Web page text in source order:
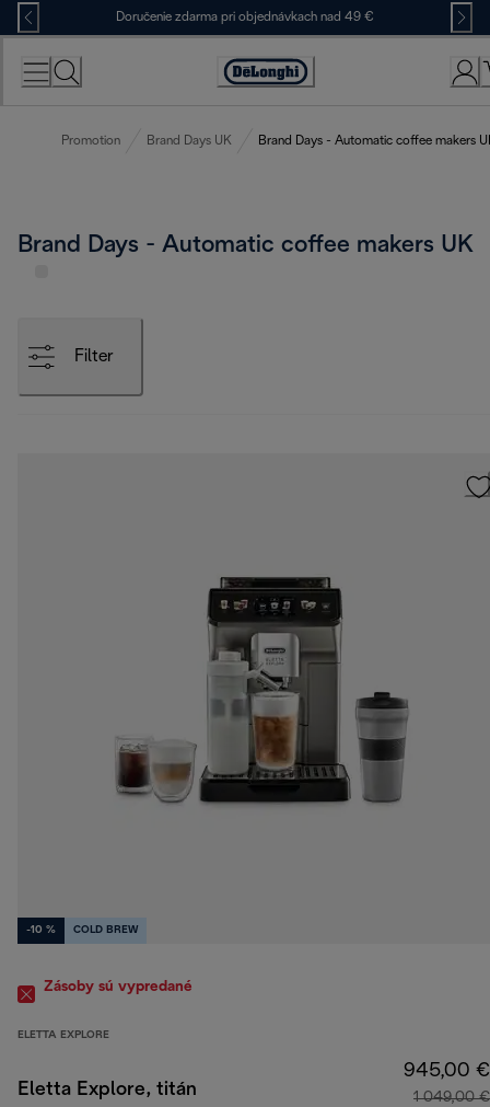
Skip
to
Content
Doručenie zdarma pri objednávkach nad 49 €
Accessibility
Promotion Brand Days UK Brand Days - Automatic coffee makers
Brand Days - Automatic coffee makers UK
Filter
-10 % COLD BREW
Zásoby sú vypredané
ELETTA EXPLORE
Eletta Explore, titán
945,00 €
1 049,00 €